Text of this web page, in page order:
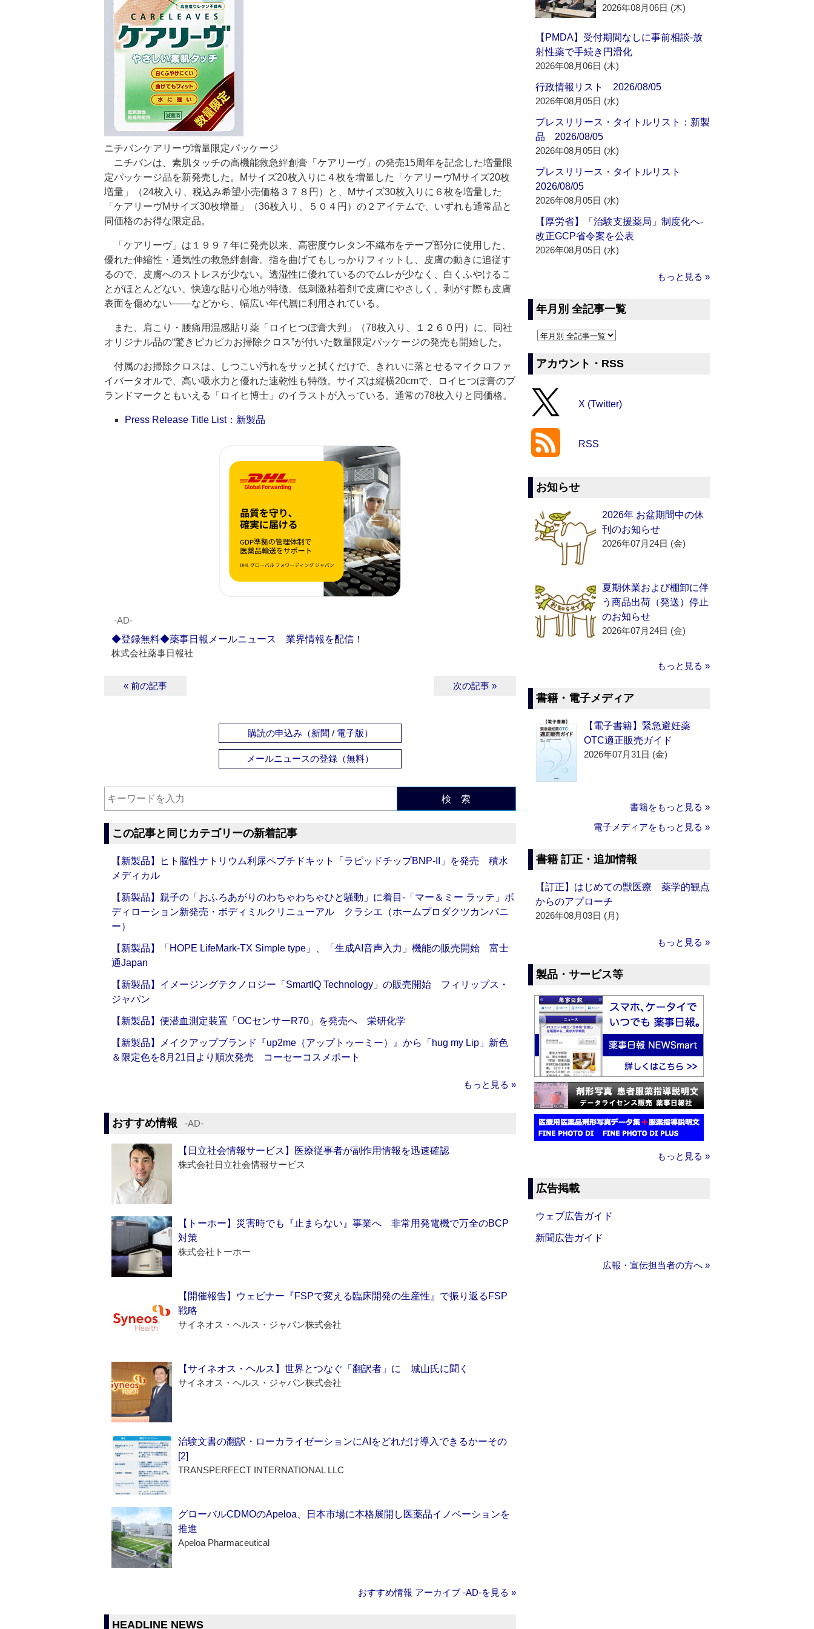
ニチバンケアリーヴ増量限定パッケージ
ニチバンは、素肌タッチの高機能救急絆創膏「ケアリーヴ」の発売15周年を記念した増量限
定パッケージ品を新発売した。Mサイズ20枚入りに４枚を増量した「ケアリーヴMサイズ20枚
増量」（24枚入り、税込み希望小売価格３７８円）と、Mサイズ30枚入りに６枚を増量した
「ケアリーヴMサイズ30枚増量」（36枚入り、５０４円）の２アイテムで、いずれも通常品と
同価格のお得な限定品。
「ケアリーヴ」は１９９７年に発売以来、高密度ウレタン不織布をテープ部分に使用した、
優れた伸縮性・通気性の救急絆創膏。指を曲げてもしっかりフィットし、皮膚の動きに追従す
るので、皮膚へのストレスが少ない。透湿性に優れているのでムレが少なく、白くふやけるこ
とがほとんどない、快適な貼り心地が特徴。低刺激粘着剤で皮膚にやさしく、剥がす際も皮膚
表面を傷めない――などから、幅広い年代層に利用されている。
また、肩こり・腰痛用温感貼り薬「ロイヒつぼ膏大判」（78枚入り、１２６０円）に、同社
オリジナル品の“驚きピカピカお掃除クロス”が付いた数量限定パッケージの発売も開始した。
付属のお掃除クロスは、しつこい汚れをサッと拭くだけで、きれいに落とせるマイクロファ
イバータオルで、高い吸水力と優れた速乾性も特徴。サイズは縦横20cmで、ロイヒつぼ膏のブ
ランドマークともいえる「ロイヒ博士」のイラストが入っている。通常の78枚入りと同価格。
Press Release Title List：新製品
‐AD‐
◆登録無料◆薬事日報メールニュース 業界情報を配信！
株式会社薬事日報社
« 前の記事 次の記事 »
購読の申込み（新聞 / 電子版）
メールニュースの登録（無料）
検 索
この記事と同じカテゴリーの新着記事
【新製品】ヒト脳性ナトリウム利尿ペプチドキット「ラピッドチップBNP-II」を発売 積水
メディカル
【新製品】親子の「おふろあがりのわちゃわちゃひと騒動」に着目‐「マー＆ミー ラッテ」ボ
ディローション新発売・ボディミルクリニューアル クラシエ（ホームプロダクツカンパニ
ー）
【新製品】「HOPE LifeMark-TX Simple type」、「生成AI音声入力」機能の販売開始 富士
通Japan
【新製品】イメージングテクノロジー「SmartIQ Technology」の販売開始 フィリップス・
ジャパン
【新製品】便潜血測定装置「OCセンサーR70」を発売へ 栄研化学
【新製品】メイクアップブランド『up2me（アップトゥーミー）』から「hug my Lip」新色
＆限定色を8月21日より順次発売 コーセーコスメポート
もっと見る »
おすすめ情報 ‐AD‐
【日立社会情報サービス】医療従事者が副作用情報を迅速確認
株式会社日立社会情報サービス
【トーホー】災害時でも『止まらない』事業へ 非常用発電機で万全のBCP
対策
株式会社トーホー
【開催報告】ウェビナー『FSPで変える臨床開発の生産性』で振り返るFSP
戦略
サイネオス・ヘルス・ジャパン株式会社
【サイネオス・ヘルス】世界とつなぐ「翻訳者」に 城山氏に聞く
サイネオス・ヘルス・ジャパン株式会社
治験文書の翻訳・ローカライゼーションにAIをどれだけ導入できるかーその
[2]
TRANSPERFECT INTERNATIONAL LLC
グローバルCDMOのApeloa、日本市場に本格展開し医薬品イノベーションを
推進
Apeloa Pharmaceutical
おすすめ情報 アーカイブ ‐AD‐を見る »
HEADLINE NEWS
2026年08月06日 (木)
【PMDA】受付期間なしに事前相談‐放
射性薬で手続き円滑化
2026年08月06日 (木)
行政情報リスト 2026/08/05
2026年08月05日 (水)
プレスリリース・タイトルリスト：新製
品 2026/08/05
2026年08月05日 (水)
プレスリリース・タイトルリスト
2026/08/05
2026年08月05日 (水)
【厚労省】「治験支援薬局」制度化へ‐
改正GCP省令案を公表
2026年08月05日 (水)
もっと見る »
年月別 全記事一覧
アカウント・RSS
X (Twitter)
RSS
お知らせ
2026年 お盆期間中の休
刊のお知らせ
2026年07月24日 (金)
夏期休業および棚卸に伴
う商品出荷（発送）停止
のお知らせ
2026年07月24日 (金)
もっと見る »
書籍・電子メディア
【電子書籍】緊急避妊薬
OTC適正販売ガイド
2026年07月31日 (金)
書籍をもっと見る »
電子メディアをもっと見る »
書籍 訂正・追加情報
【訂正】はじめての獣医療 薬学的観点
からのアプローチ
2026年08月03日 (月)
もっと見る »
製品・サービス等
もっと見る »
広告掲載
ウェブ広告ガイド
新聞広告ガイド
広報・宣伝担当者の方へ »